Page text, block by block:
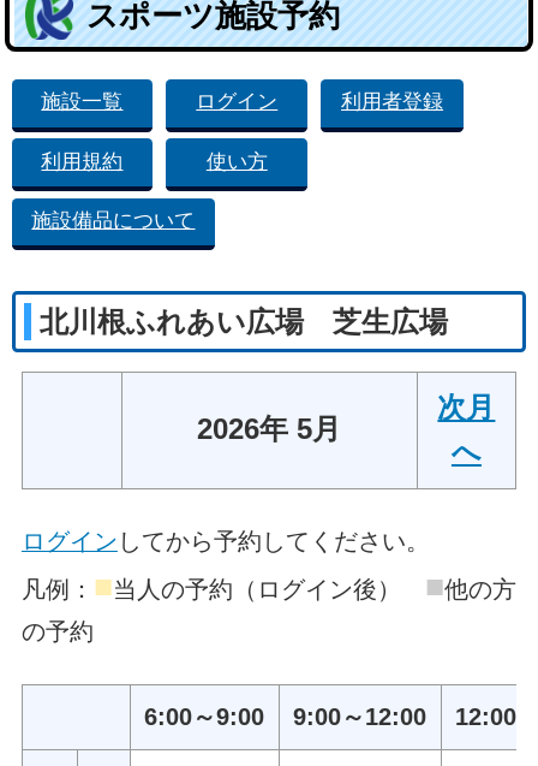
スポーツ施設予約
施設一覧 ログイン 利用者登録
利用規約 使い方
施設備品について
北川根ふれあい広場 芝生広場
2026年 5月
次月
へ
ログイン してから予約してください。
凡例： ■当人の予約（ログイン後） ■他の方
の予約
6:00～9:00 9:00～12:00 12:00